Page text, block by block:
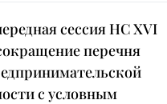
сессия НС XVI
перечня
с условным